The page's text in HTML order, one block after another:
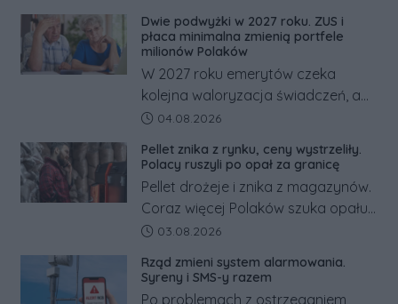
odwrócić nawet natychmiastowe
działania służb ratunkowych.
Dwie podwyżki w 2027 roku. ZUS i
płaca minimalna zmienią portfele
milionów Polaków
W 2027 roku emerytów czeka
kolejna waloryzacja świadczeń, a
pracowników podwyżka płacy
tym zmianom zyskają.
Data dodania artykułu:
04.08.2026
Pellet znika z rynku, ceny wystrzeliły.
Polacy ruszyli po opał za granicę
Pellet drożeje i znika z magazynów.
Coraz więcej Polaków szuka opału
za granicą, gdzie bywa nawet
Co się dzieje?
Data dodania artykułu:
03.08.2026
Rząd zmieni system alarmowania.
Syreny i SMS-y razem
Po problemach z ostrzeganiem